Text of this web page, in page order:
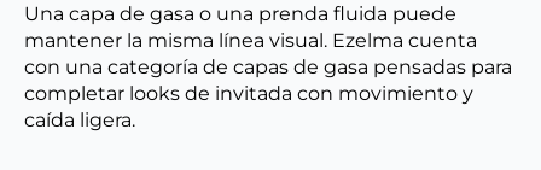
Una capa de gasa o una prenda fluida puede
mantener la misma línea visual. Ezelma cuenta
con una categoría de capas de gasa pensadas para
completar looks de invitada con movimiento y
caída ligera.